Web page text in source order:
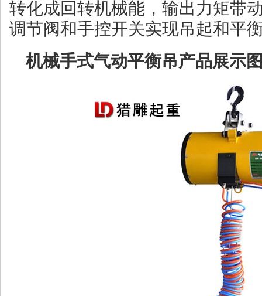
转化成回转机械能，输出力矩带
调节阀和手控开关实现吊起和平
机械手式气动平衡吊产品展示